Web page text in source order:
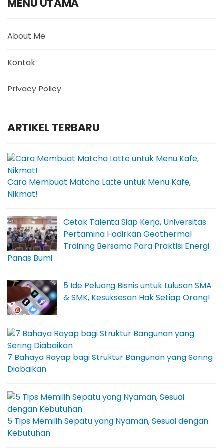
MENU UTAMA
About Me
Kontak
Privacy Policy
ARTIKEL TERBARU
Cara Membuat Matcha Latte untuk Menu Kafe,
Nikmat!
Cetak Talenta Siap Kerja, Universitas
Pertamina Hadirkan Geothermal
Training Bersama Para Praktisi Energi
Panas Bumi
5 Ide Peluang Bisnis untuk Lulusan SMA
& SMK, Kesuksesan Hak Setiap Orang!
7 Bahaya Rayap bagi Struktur Bangunan yang Sering
Diabaikan
5 Tips Memilih Sepatu yang Nyaman, Sesuai dengan
Kebutuhan